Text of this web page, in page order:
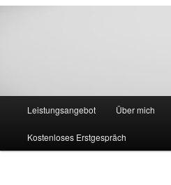
Leistungsangebot Über mich
Kostenloses Erstgespräch